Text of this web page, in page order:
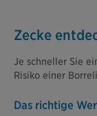
Zecke
Je schneller Sie
Risiko einer
Das richtige